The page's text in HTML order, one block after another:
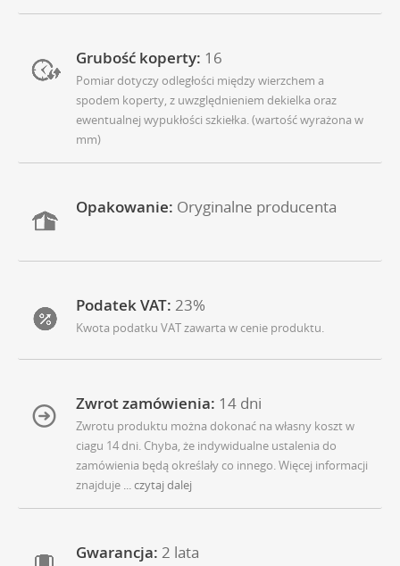
Grubość koperty: 16
Pomiar dotyczy odległości między wierzchem a
spodem koperty, z uwzględnieniem dekielka oraz
ewentualnej wypukłości szkiełka. (wartość wyrażona w
mm)
Opakowanie: Oryginalne producenta
Podatek VAT: 23%
Kwota podatku VAT zawarta w cenie produktu.
Zwrot zamówienia: 14 dni
Zwrotu produktu można dokonać na własny koszt w
ciagu 14 dni. Chyba, że indywidualne ustalenia do
zamówienia będą określały co innego. Więcej informacji
znajduje ... czytaj dalej
Gwarancja: 2 lata